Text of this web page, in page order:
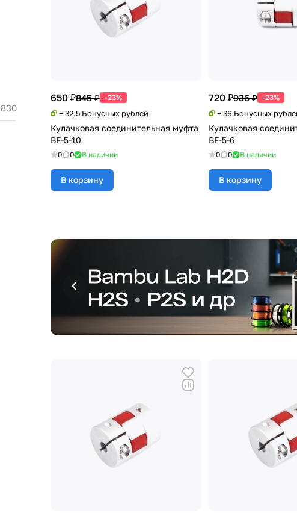
650 ₽845 ₽ -23%
+ 32.5 Бонусных рублей
Кулачковая соединительная муфта
BF-5-10
0 0 В наличии
В корзину
720 ₽936 ₽ -23%
+ 36 Бонусных
Кулачковая
BF-5-6
0 0 В наличии
В корзину